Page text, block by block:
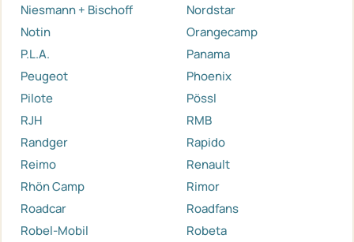
Niesmann + Bischoff
Nordstar
Notin
Orangecamp
P.L.A.
Panama
Peugeot
Phoenix
Pilote
Pössl
RJH
RMB
Randger
Rapido
Reimo
Renault
Rhön Camp
Rimor
Roadcar
Roadfans
Robel-Mobil
Robeta